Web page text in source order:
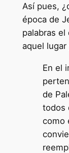
Así pues,
época de
palabras
aquel lugar
En el
de
todos
como